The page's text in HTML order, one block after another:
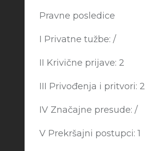
Pravne posledice
I Privatne tužbe: /
II Krivične prijave: 2
III Privođenja i pritvori: 2
IV Značajne presude: /
V Prekršajni postupci: 1